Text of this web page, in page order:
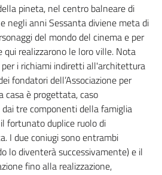
pineta, nel centro balneare di
negli anni Sessanta diviene meta di
del mondo del cinema e per
realizzarono le loro ville. Nota
per i richiami indiretti all'architettura
fondatori dell’Associazione per
casa è progettata, caso
tre componenti della famiglia
fortunato duplice ruolo di
I due coniugi sono entrambi
lo diventerà successivamente) e il
fino alla realizzazione,